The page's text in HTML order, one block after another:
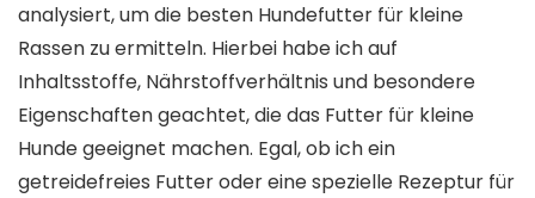
analysiert, um die besten Hundefutter für kleine
Rassen zu ermitteln. Hierbei habe ich auf
Inhaltsstoffe, Nährstoffverhältnis und besondere
Eigenschaften geachtet, die das Futter für kleine
Hunde geeignet machen. Egal, ob ich ein
getreidefreies Futter oder eine spezielle Rezeptur für